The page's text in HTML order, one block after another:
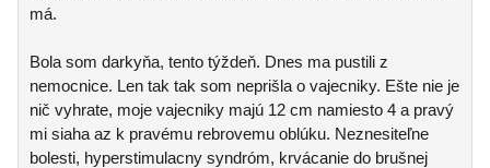
má.
Bola som darkyňa, tento týždeň. Dnes ma pustili z
nemocnice. Len tak tak som neprišla o vajecniky. Ešte nie je
nič vyhrate, moje vajecniky majú 12 cm namiesto 4 a pravý
mi siaha az k pravému rebrovemu oblúku. Neznesiteľne
bolesti, hyperstimulacny syndróm, krvácanie do brušnej